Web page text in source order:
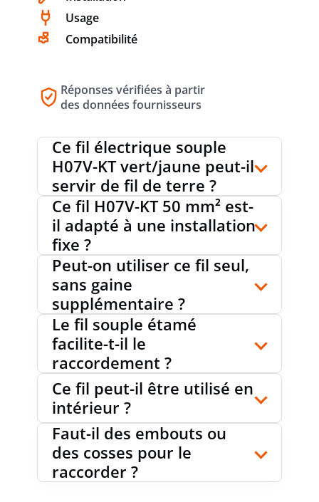
Usage
Compatibilité
Réponses vérifiées à partir
des données fournisseurs
Ce fil électrique souple
H07V-KT vert/jaune peut-il
servir de fil de terre ?
Ce fil H07V-KT 50 mm² est-
il adapté à une installation
fixe ?
Peut-on utiliser ce fil seul,
sans gaine
supplémentaire ?
Le fil souple étamé
facilite-t-il le
raccordement ?
Ce fil peut-il être utilisé en
intérieur ?
Faut-il des embouts ou
des cosses pour le
raccorder ?